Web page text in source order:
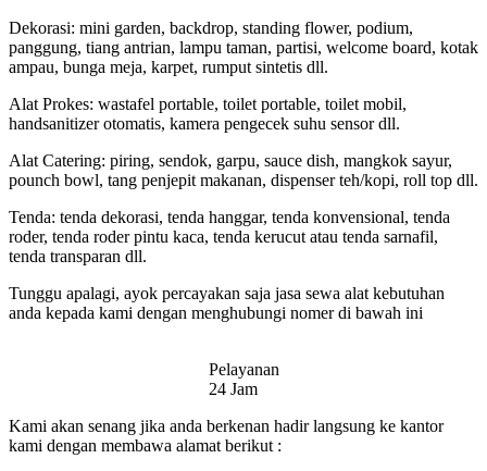
Dekorasi: mini garden, backdrop, standing flower, podium,
panggung, tiang antrian, lampu taman, partisi, welcome board, kotak
ampau, bunga meja, karpet, rumput sintetis dll.
Alat Prokes: wastafel portable, toilet portable, toilet mobil,
handsanitizer otomatis, kamera pengecek suhu sensor dll.
Alat Catering: piring, sendok, garpu, sauce dish, mangkok sayur,
pounch bowl, tang penjepit makanan, dispenser teh/kopi, roll top dll.
Tenda: tenda dekorasi, tenda hanggar, tenda konvensional, tenda
roder, tenda roder pintu kaca, tenda kerucut atau tenda sarnafil,
tenda transparan dll.
Tunggu apalagi, ayok percayakan saja jasa sewa alat kebutuhan
anda kepada kami dengan menghubungi nomer di bawah ini
Pelayanan
24 Jam
Kami akan senang jika anda berkenan hadir langsung ke kantor
kami dengan membawa alamat berikut :